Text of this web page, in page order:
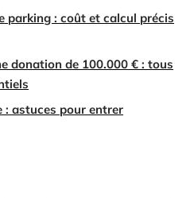
parking : coût et calcul précis
donation de 100.000 € : tous
: astuces pour entrer